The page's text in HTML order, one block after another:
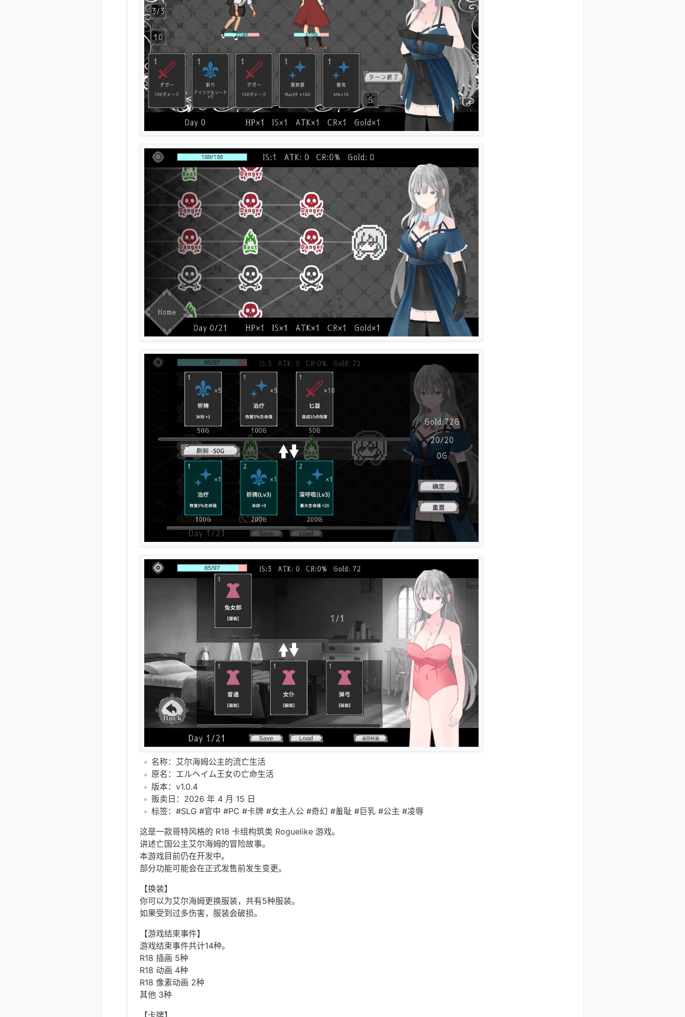
️名称：艾尔海姆公主的流亡生活
️原名：エルヘイム王女の亡命生活
️版本：v1.0.4
️贩卖日：2026 年 4 月 15 日
️标签：#SLG #官中 #PC #卡牌 #女主人公 #奇幻 #羞耻 #巨乳 #公主 #凌辱
这是一款哥特风格的 R18 卡组构筑类 Roguelike 游戏。
讲述亡国公主艾尔海姆的冒险故事。
本游戏目前仍在开发中。
部分功能可能会在正式发售前发生变更。
【换装】
你可以为艾尔海姆更换服装，共有5种服装。
如果受到过多伤害，服装会破损。
【游戏结束事件】
游戏结束事件共计14种。
R18 插画 5种
R18 动画 4种
R18 像素动画 2种
其他 3种
【卡牌】